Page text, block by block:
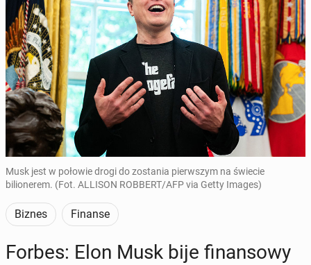
Musk jest w połowie drogi do zostania pierwszym na świecie
bilionerem. (Fot. ALLISON ROBBERT/AFP via Getty Images)
Biznes Finanse
Forbes: Elon Musk bije fi­nan­so­wy